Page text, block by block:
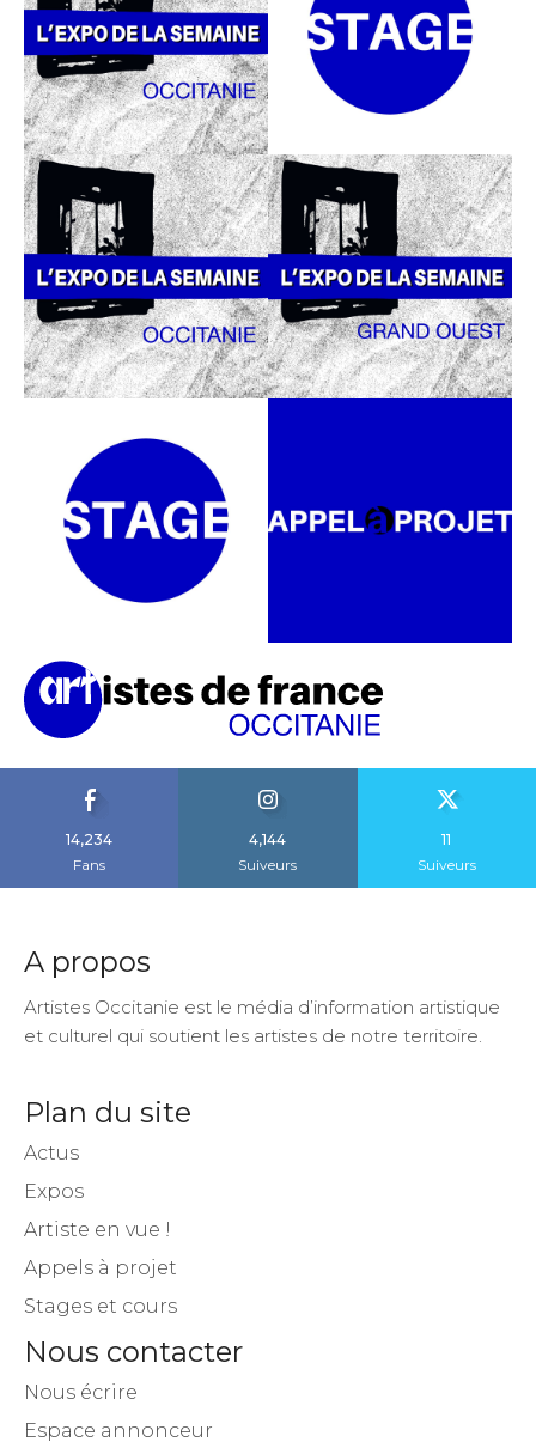
14,234
Fans
4,144
Suiveurs
11
Suiveurs
A propos
Artistes Occitanie est le média d’information artistique
et culturel qui soutient les artistes de notre territoire.
Plan du site
Actus
Expos
Artiste en vue !
Appels à projet
Stages et cours
Nous contacter
Nous écrire
Espace annonceur